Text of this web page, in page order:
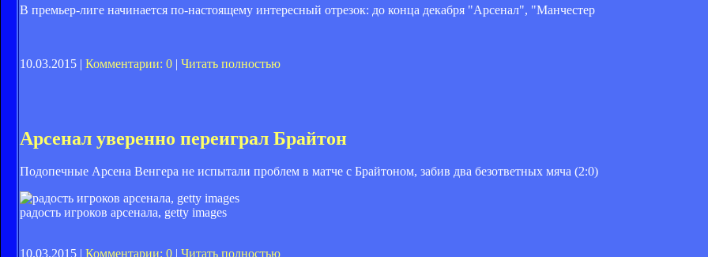
В премьер-лиге начинается по-настоящему интересный отрезок: до конца декабря "Арсенал", "Манчестер
10.03.2015 | Комментарии: 0 | Читать полностью
Арсенал уверенно переиграл Брайтон
Подопечные Арсена Венгера не испытали проблем в матче с Брайтоном, забив два безответных мяча (2:0)
радость игроков арсенала, getty images
10.03.2015 | Комментарии: 0 | Читать полностью